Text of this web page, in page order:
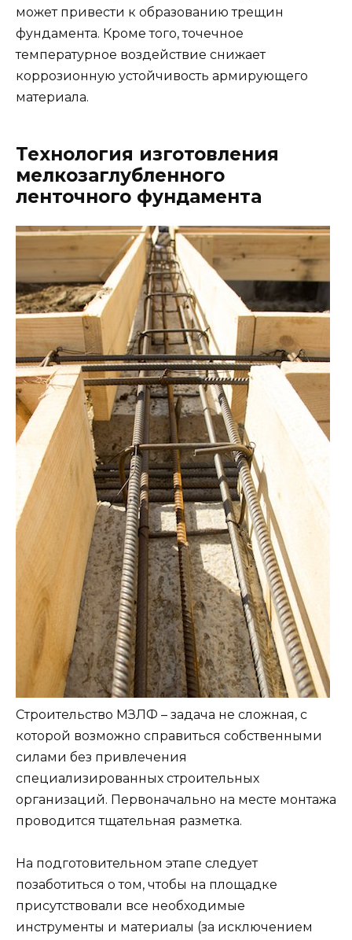
может привести к образованию трещин
фундамента. Кроме того, точечное
температурное воздействие снижает
коррозионную устойчивость армирующего
материала.
Технология изготовления
мелкозаглубленного
ленточного фундамента
Строительство МЗЛФ – задача не сложная, с
которой возможно справиться собственными
силами без привлечения
специализированных строительных
организаций. Первоначально на месте монтажа
проводится тщательная разметка.
На подготовительном этапе следует
позаботиться о том, чтобы на площадке
присутствовали все необходимые
инструменты и материалы (за исключением